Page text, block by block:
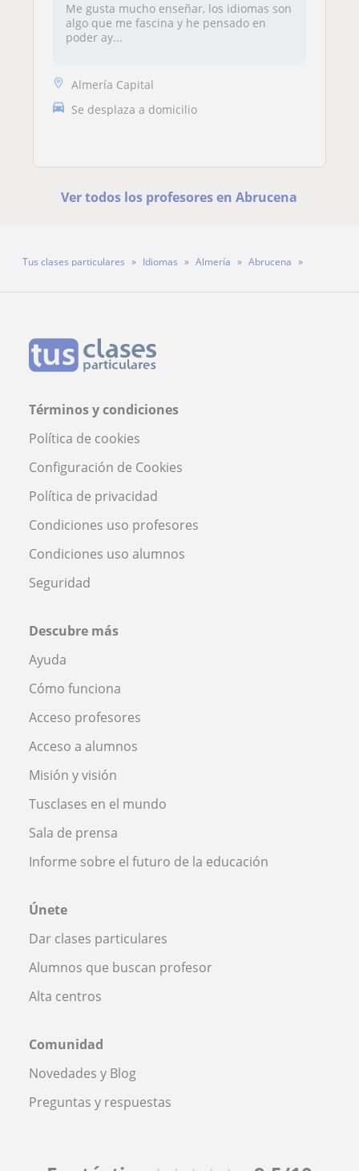
Me gusta mucho enseñar, los idiomas son
algo que me fascina y he pensado en
poder ay...
Almería Capital
Se desplaza a domicilio
Ver todos los profesores en Abrucena
Tus clases particulares Idiomas Almería
Abrucena
Términos y condiciones
Política de cookies
Configuración de Cookies
Política de privacidad
Condiciones uso profesores
Condiciones uso alumnos
Seguridad
Descubre más
Ayuda
Cómo funciona
Acceso profesores
Acceso a alumnos
Misión y visión
Tusclases en el mundo
Sala de prensa
Informe sobre el futuro de la educación
Únete
Dar clases particulares
Alumnos que buscan profesor
Alta centros
Comunidad
Novedades y Blog
Preguntas y respuestas